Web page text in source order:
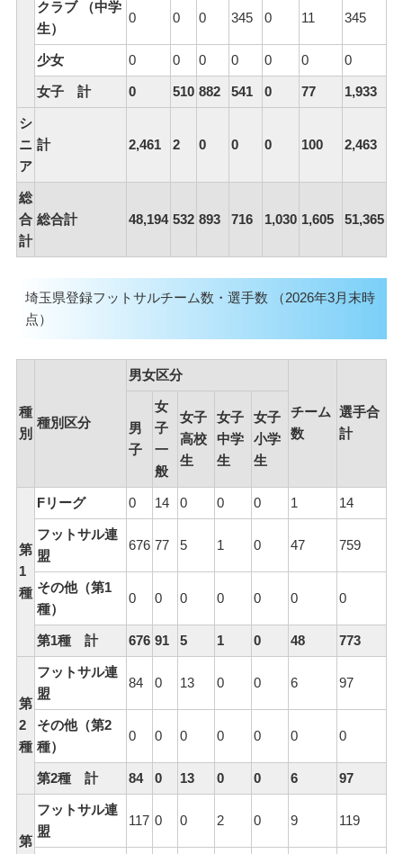
クラブ （中学
生）
0 0 0 345 0 11 345
少女 0 0 0 0 0 0 0
女子 計 0 510 882 541 0 77 1,933
シ
ニ
ア
計 2,461 2 0 0 0 100 2,463
総
合
計
総合計 48,194 532 893 716 1,030 1,605 51,365
埼玉県登録フットサルチーム数・選手数 （2026年3月末時
点）
種
別
種別区分
男女区分
チーム
数
選手合
計
男
子
女
子
一
般
女子
高校
生
女子
中学
生
女子
小学
生
第
1
種
Fリーグ 0 14 0 0 0 1 14
フットサル連
盟
676 77 5 1 0 47 759
その他（第1
種）
0 0 0 0 0 0 0
第1種 計 676 91 5 1 0 48 773
第
2
種
フットサル連
盟
84 0 13 0 0 6 97
その他（第2
種）
0 0 0 0 0 0 0
第2種 計 84 0 13 0 0 6 97
第
フットサル連
盟
117 0 0 2 0 9 119